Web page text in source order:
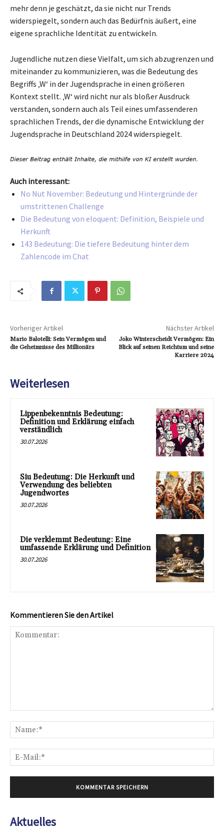
mehr denn je geschätzt, da sie nicht nur Trends
widerspiegelt, sondern auch das Bedürfnis äußert, eine
eigene sprachliche Identität zu entwickeln.
Jugendliche nutzen diese Vielfalt, um sich abzugrenzen und
miteinander zu kommunizieren, was die Bedeutung des
Begriffs ‚W‘ in der Jugendsprache in einen größeren
Kontext stellt. ‚W‘ wird nicht nur als bloßer Ausdruck
verstanden, sondern auch als Teil eines umfassenderen
sprachlichen Trends, der die dynamische Entwicklung der
Jugendsprache in Deutschland 2024 widerspiegelt.
Auch interessant:
No Nut November: Bedeutung und Hintergründe der
umstrittenen Challenge
Die Bedeutung von eloquent: Definition, Beispiele und
Herkunft
143 Bedeutung: Die tiefere Bedeutung hinter dem
Zahlencode im Chat
Vorheriger Artikel
Mario Balotelli: Sein Vermögen und
die Geheimnisse des Millionärs
Nächster Artikel
Joko Winterscheidt Vermögen: Ein
Blick auf seinen Reichtum und seine
Karriere 2024
Weiterlesen
Lippenbekenntnis Bedeutung:
Definition und Erklärung einfach
verständlich
30.07.2026
Siu Bedeutung: Die Herkunft und
Verwendung des beliebten
Jugendwortes
30.07.2026
Die verklemmt Bedeutung: Eine
umfassende Erklärung und Definition
30.07.2026
Kommentieren Sie den Artikel
Aktuelles